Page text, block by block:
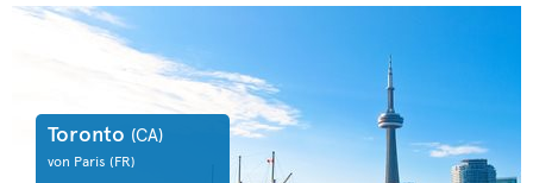
Toronto (CA)
von Paris (FR)